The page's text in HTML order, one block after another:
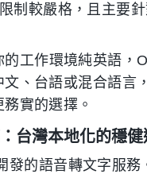
制較嚴格，且主要
的工作環境純英語，
、台語或混合語言
實的選擇。
台灣本地化的穩健
發的語音轉文字服務